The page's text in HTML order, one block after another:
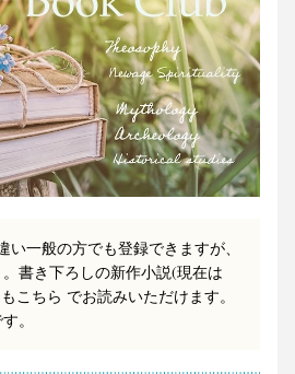
い一般の方でも登録できますが、
書き下ろしの新作小説(現在は
こちら でお読みいただけます。
。